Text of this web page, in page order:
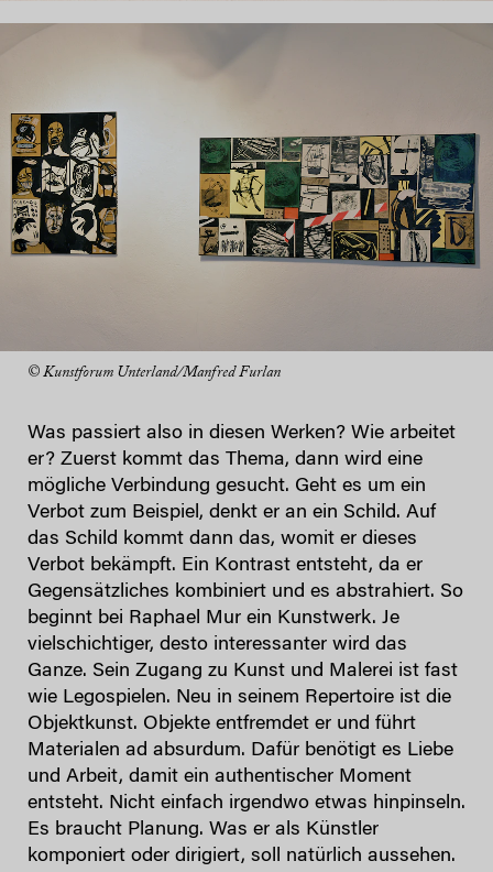
© Kunstforum Unterland/Manfred Furlan
Was passiert also in diesen Werken? Wie arbeitet
er? Zuerst kommt das Thema, dann wird eine
mögliche Verbindung gesucht. Geht es um ein
Verbot zum Beispiel, denkt er an ein Schild. Auf
das Schild kommt dann das, womit er dieses
Verbot bekämpft. Ein Kontrast entsteht, da er
Gegensätzliches kombiniert und es abstrahiert. So
beginnt bei Raphael Mur ein Kunstwerk. Je
vielschichtiger, desto interessanter wird das
Ganze. Sein Zugang zu Kunst und Malerei ist fast
wie Legospielen. Neu in seinem Repertoire ist die
Objektkunst. Objekte entfremdet er und führt
Materialen ad absurdum. Dafür benötigt es Liebe
und Arbeit, damit ein authentischer Moment
entsteht. Nicht einfach irgendwo etwas hinpinseln.
Es braucht Planung. Was er als Künstler
komponiert oder dirigiert, soll natürlich aussehen.